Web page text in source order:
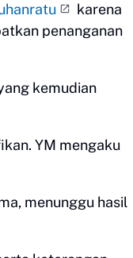
karena
penanganan
kemudian
YM mengaku
menunggu hasil